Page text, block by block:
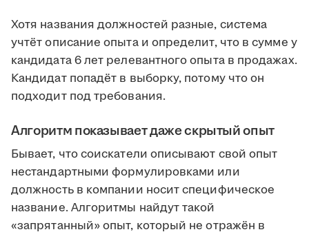
Хотя названия должностей разные, система
учтёт описание опыта и определит, что в сумме у
кандидата 6 лет релевантного опыта в продажах.
Кандидат попадёт в выборку, потому что он
подходит под требования.
Алгоритм показывает даже скрытый опыт
Бывает, что соискатели описывают свой опыт
нестандартными формулировками или
должность в компании носит специфическое
название. Алгоритмы найдут такой
«запрятанный» опыт, который не отражён в